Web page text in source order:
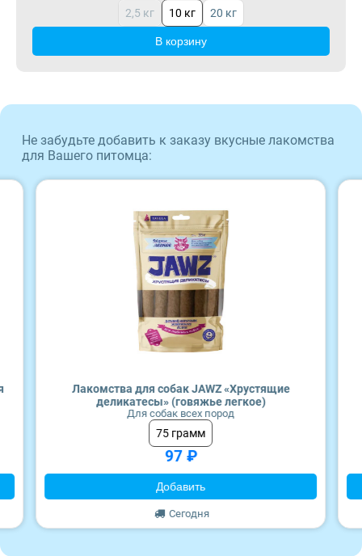
Craftia
2,5 кг 10 кг 20 кг
В корзину
Не забудьте добавить к заказу вкусные лакомства
для Вашего питомца:
Лакомства для собак JAWZ «Хрустящие
деликатесы» (говяжье легкое)
Для собак всех пород
75 грамм
97 ₽
Добавить
Сегодня